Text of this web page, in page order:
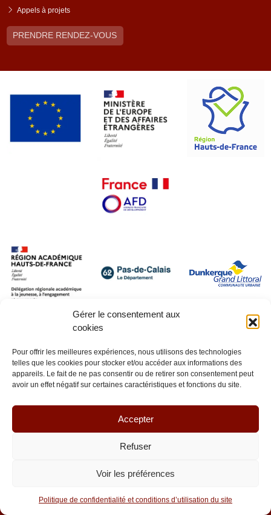
Gérer le consentement aux
cookies
Pour offrir les meilleures expériences, nous utilisons des technologies
telles que les cookies pour stocker et/ou accéder aux informations des
appareils. Le fait de ne pas consentir ou de retirer son consentement peut
avoir un effet négatif sur certaines caractéristiques et fonctions du site.
Accepter
Refuser
Voir les préférences
Politique de confidentialité et conditions d’utilisation du site
Appels à projets
PRENDRE RENDEZ-VOUS
Réalisation :La Luciole Digitale